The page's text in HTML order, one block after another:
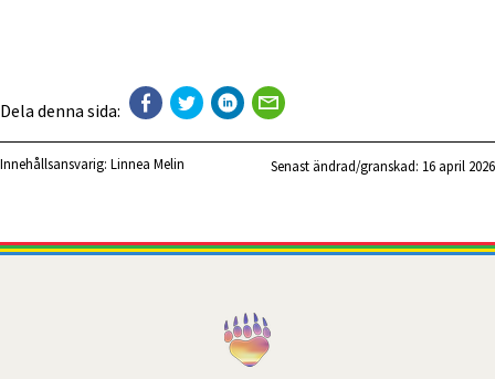
Dela denna sida:
Innehållsansvarig: Linnea Melin Senast ändrad/granskad: 16 april 2026